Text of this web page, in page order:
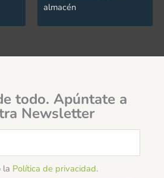
almacén
todo. Apúntate a
Newsletter
la Política de privacidad.